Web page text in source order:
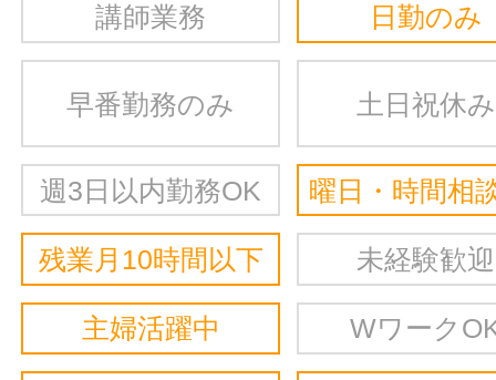
講師業務 日勤のみ
早番勤務のみ 土日祝休み
週3日以内勤務OK 曜日・時間相
残業月10時間以下 未経験歓迎
主婦活躍中 Wワーク